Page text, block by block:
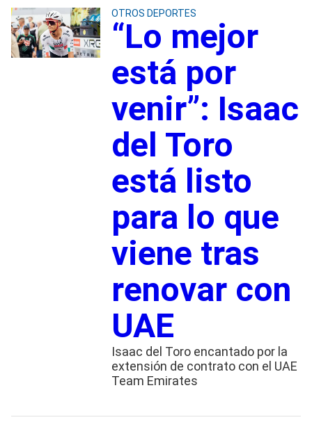
OTROS DEPORTES
“Lo mejor
está por
venir”: Isaac
del Toro
está listo
para lo que
viene tras
renovar con
UAE
Isaac del Toro encantado por la
extensión de contrato con el UAE
Team Emirates